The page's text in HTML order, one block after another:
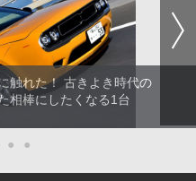
触れた！ 古きよき時代の
相棒にしたくなる1台
● ●